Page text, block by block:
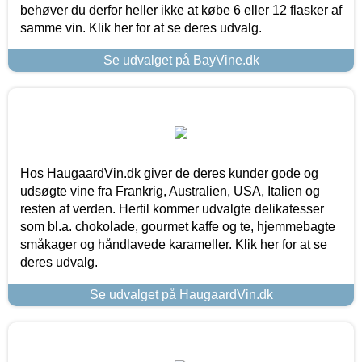
behøver du derfor heller ikke at købe 6 eller 12 flasker af
samme vin. Klik her for at se deres udvalg.
Se udvalget på BayVine.dk
Hos HaugaardVin.dk giver de deres kunder gode og
udsøgte vine fra Frankrig, Australien, USA, Italien og
resten af verden. Hertil kommer udvalgte delikatesser
som bl.a. chokolade, gourmet kaffe og te, hjemmebagte
småkager og håndlavede karameller. Klik her for at se
deres udvalg.
Se udvalget på HaugaardVin.dk